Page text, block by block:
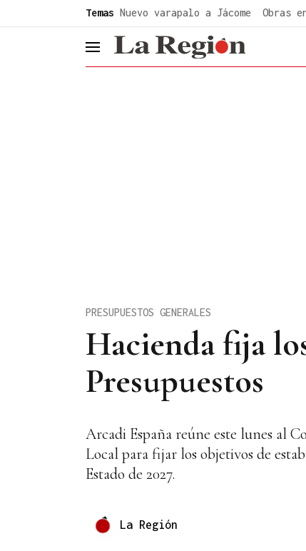
Temas Nuevo varapalo a Jácome Obras
header.menu.open
Hacienda fija
Presupuestos
PRESUPUESTOS GENERALES
Arcadi España reúne este lunes al
Local para fijar los objetivos de
Estado de 2027.
La Región